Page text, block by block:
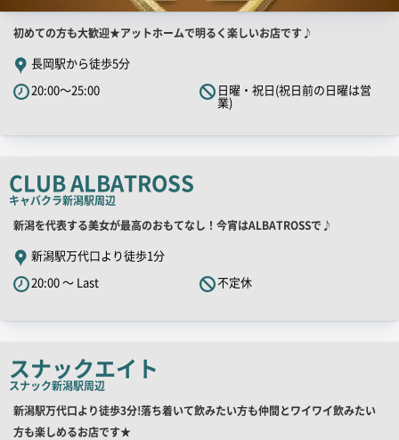
店
舗
PR
キ
ッ
コ
ピ
ー
初めての方も大歓迎★アットホームで明るく楽しいお店です♪
長岡駅から徒歩5分
20:00～25:00
日曜・祝日(祝日前の日曜は営
業)
CLUB ALBATROSS
キャバクラ新潟駅周辺
店
舗
PR
キ
コ
ピ
ー
新潟を代表する美女が最高のおもてなし！今宵はALBATROSSで♪
新潟駅万代口より徒歩1分
20:00 ～ Last
不定休
スナックエイト
スナック新潟駅周辺
店
舗
新潟駅万代口より徒歩3分!落ち着いて飲みたい方も仲間とワイワイ飲みたい
方も楽しめるお店です★